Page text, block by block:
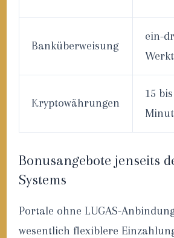
Banküberweisung
ein-
Kryptowährungen
15
Bonusangebote jenseits
Systems
Portale ohne LUGAS-
wesentlich flexiblere